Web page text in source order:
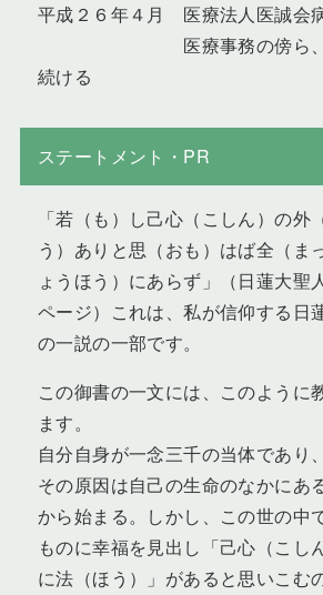
平成２６年４月 医療法人医誠
医療事務の傍ら、個
続ける
ステートメント・PR
「若（も）し己心（こしん）の外
う）ありと思（おも）はば全（ま
ょうほう）にあらず」（日蓮大聖
ページ）これは、私が信仰する日
の一説の一部です。
この御書の一文には、このように
ます。
自分自身が一念三千の当体であり
その原因は自己の生命のなかにあ
から始まる。しかし、この世の中
ものに幸福を見出し「己心（こし
に法（ほう）」があると思いこむ